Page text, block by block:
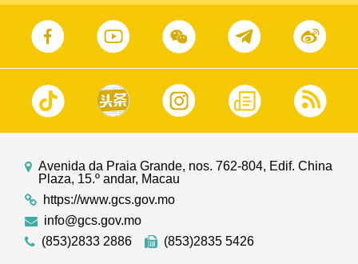
Avenida da Praia Grande, nos. 762-804, Edif. China
Plaza, 15.º andar, Macau
https://www.gcs.gov.mo
info@gcs.gov.mo
(853)2833 2886
(853)2835 5426